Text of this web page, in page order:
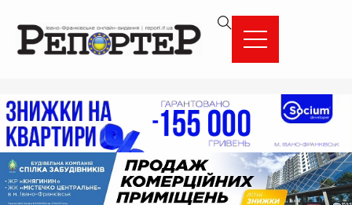
вмісту